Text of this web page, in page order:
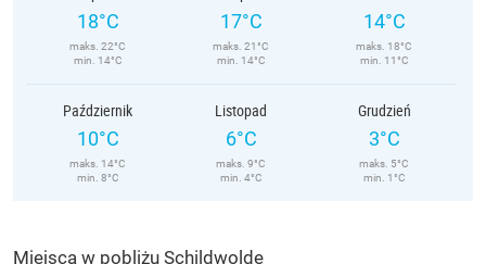
18°C
maks. 22°C
min. 14°C
17°C
maks. 21°C
min. 14°C
14°C
maks. 18°C
min. 11°C
Październik
10°C
maks. 14°C
min. 8°C
Listopad
6°C
maks. 9°C
min. 4°C
Grudzień
3°C
maks. 5°C
min. 1°C
Miejsca w pobliżu Schildwolde